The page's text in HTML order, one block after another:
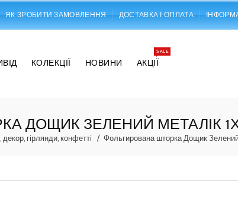
ЯК ЗРОБИТИ ЗАМОВЛЕННЯ ДОСТАВКА І ОПЛАТА
КОЛЕКЦІЇ НОВИНИ АКЦІЇ
SALE
ДОЩИК ЗЕЛЕНИЙ МЕТАЛІК
декор, гірлянди, конфетті Фольгирована шторка Дощик Зелений